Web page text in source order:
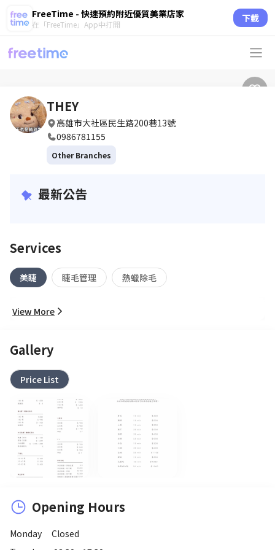
FreeTime - 快速預約附近優質美業店家
在「FreeTime」App中打開 下載
THEY
高雄市大社區民生路200巷13號
0986781155
Other Branches
最新公告
Services
美睫 睫毛管理 熱蠟除毛
View More
Gallery
Price List
Opening Hours
Monday
Closed